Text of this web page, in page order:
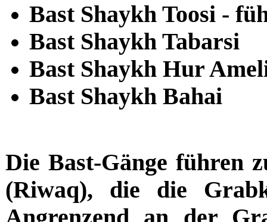
Bast Shaykh Toosi -
Bast Shaykh Tabarsi
Bast Shaykh Hur
Bast Shaykh Bahai
Die Bast-Gänge führen
(Riwaq), die die